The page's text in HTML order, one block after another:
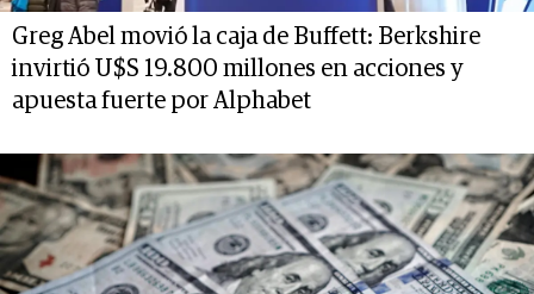
Greg Abel movió la caja de Buffett: Berkshire
invirtió U$S 19.800 millones en acciones y
apuesta fuerte por Alphabet